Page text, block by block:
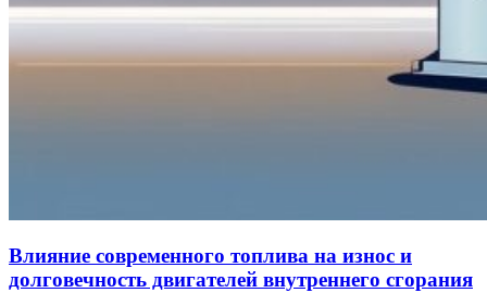
Влияние современного топлива на износ и
долговечность двигателей внутреннего сгорания